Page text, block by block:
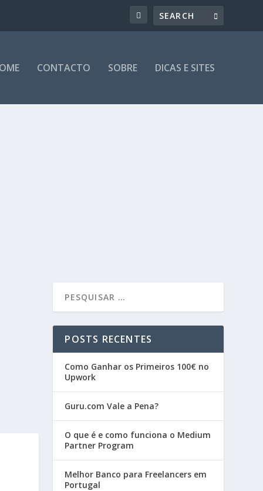
CONTACTO SOBRE DICAS E SITES
POSTS RECENTES
Como Ganhar os Primeiros 100€ no
Upwork
Guru.com Vale a Pena?
O que é e como funciona o Medium
Partner Program
Melhor Banco para Freelancers em
Portugal